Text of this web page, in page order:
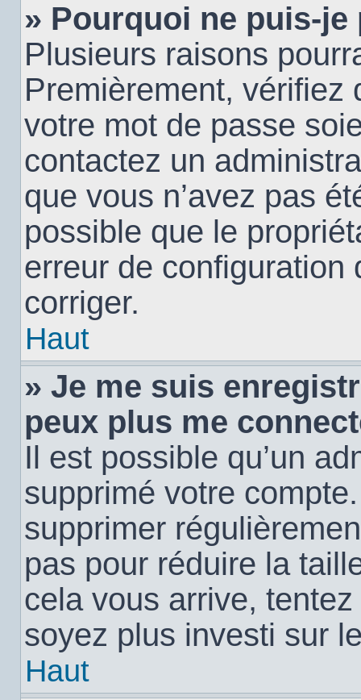
» Pourquoi ne puis-
Plusieurs raisons
Premièrement, vérifiez
votre mot de passe
contactez un
que vous n’avez pas
possible que le
erreur de configuration
corriger.
Haut
» Je me suis
peux plus me
Il est possible qu’un
supprimé votre
supprimer
pas pour réduire la
cela vous arrive,
soyez plus investi sur
Haut